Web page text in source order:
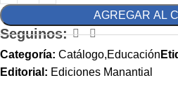
AGREGAR AL
Seguinos:
Categoría: Catálogo,Educación
Editorial: Ediciones Manantial